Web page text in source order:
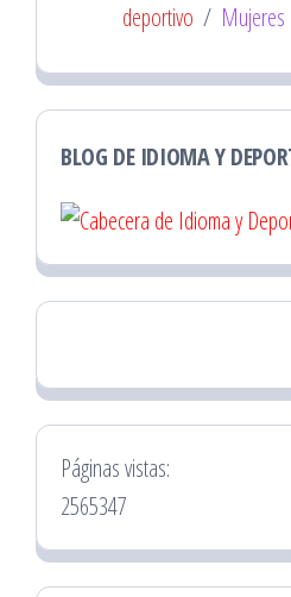
deportivo /
BLOG DE IDIOMA Y
Páginas vistas:
2565347